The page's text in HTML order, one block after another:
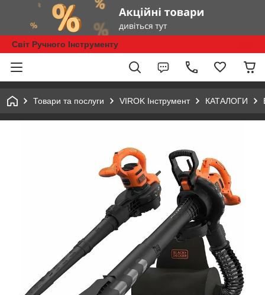
Світ Ручного Інструменту
Товари та послуги VIROK Інструмент КАТАЛОГИ